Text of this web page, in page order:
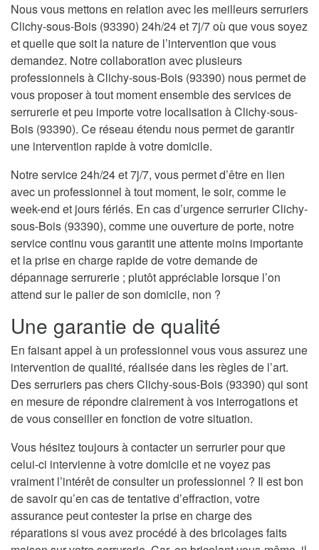
Nous vous mettons en relation avec les meilleurs serruriers
Clichy-sous-Bois (93390) 24h/24 et 7j/7 où que vous soyez
et quelle que soit la nature de l’intervention que vous
demandez. Notre collaboration avec plusieurs
professionnels à Clichy-sous-Bois (93390) nous permet de
vous proposer à tout moment ensemble des services de
serrurerie et peu importe votre localisation à Clichy-sous-
Bois (93390). Ce réseau étendu nous permet de garantir
une intervention rapide à votre domicile.
Notre service 24h/24 et 7j/7, vous permet d’être en lien
avec un professionnel à tout moment, le soir, comme le
week-end et jours fériés. En cas d’urgence serrurier Clichy-
sous-Bois (93390), comme une ouverture de porte, notre
service continu vous garantit une attente moins importante
et la prise en charge rapide de votre demande de
dépannage serrurerie ; plutôt appréciable lorsque l’on
attend sur le palier de son domicile, non ?
Une garantie de qualité
En faisant appel à un professionnel vous vous assurez une
intervention de qualité, réalisée dans les règles de l’art.
Des serruriers pas chers Clichy-sous-Bois (93390) qui sont
en mesure de répondre clairement à vos interrogations et
de vous conseiller en fonction de votre situation.
Vous hésitez toujours à contacter un serrurier pour que
celui-ci intervienne à votre domicile et ne voyez pas
vraiment l’intérêt de consulter un professionnel ? Il est bon
de savoir qu’en cas de tentative d’effraction, votre
assurance peut contester la prise en charge des
réparations si vous avez procédé à des bricolages faits